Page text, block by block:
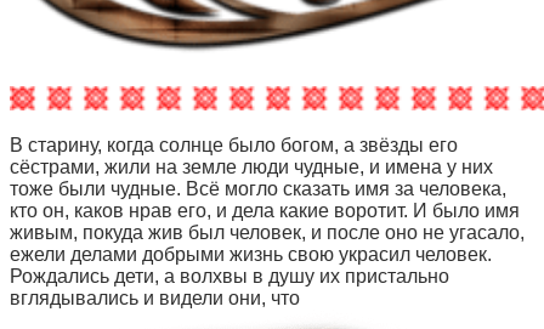
В старину, когда солнце было богом, а звёзды его
сёстрами, жили на земле люди чудные, и имена у них
тоже были чудные. Всё могло сказать имя за человека,
кто он, каков нрав его, и дела какие воротит. И было имя
живым, покуда жив был человек, и после оно не угасало,
ежели делами добрыми жизнь свою украсил человек.
Рождались дети, а волхвы в душу их пристально
вглядывались и видели они, что